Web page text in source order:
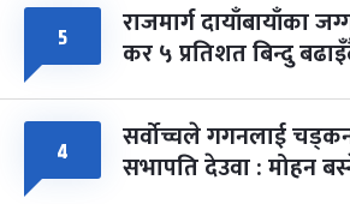
५ राजमार्ग दायाँबायाँका
कर ५ प्रतिशत बिन्दु
४ सर्वोच्चले गगनलाई
सभापति देउवा : मोहन